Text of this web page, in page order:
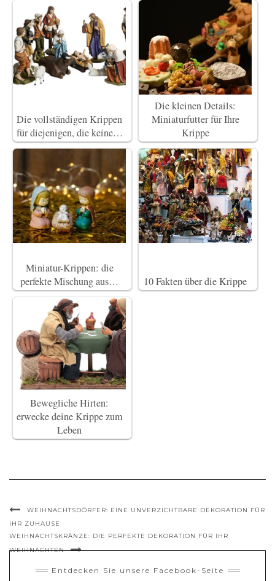
Die vollständigen Krippen
für diejenigen, die keine…
Die kleinen Details:
Miniaturfutter für Ihre
Krippe
Miniatur-Krippen: die
perfekte Mischung aus…
10 Fakten über die Krippe
Bewegliche Hirten:
erwecke deine Krippe zum
Leben
WEIHNACHTSDÖRFER: EINE UNVERZICHTBARE DEKORATION FÜR
IHR ZUHAUSE
WEIHNACHTSKRÄNZE: DIE PERFEKTE DEKORATION FÜR IHR
WEIHNACHTEN
Entdecken Sie unsere Facebook-Seite